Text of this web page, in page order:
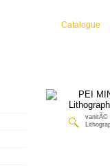
Catalogue
vanitÃ©